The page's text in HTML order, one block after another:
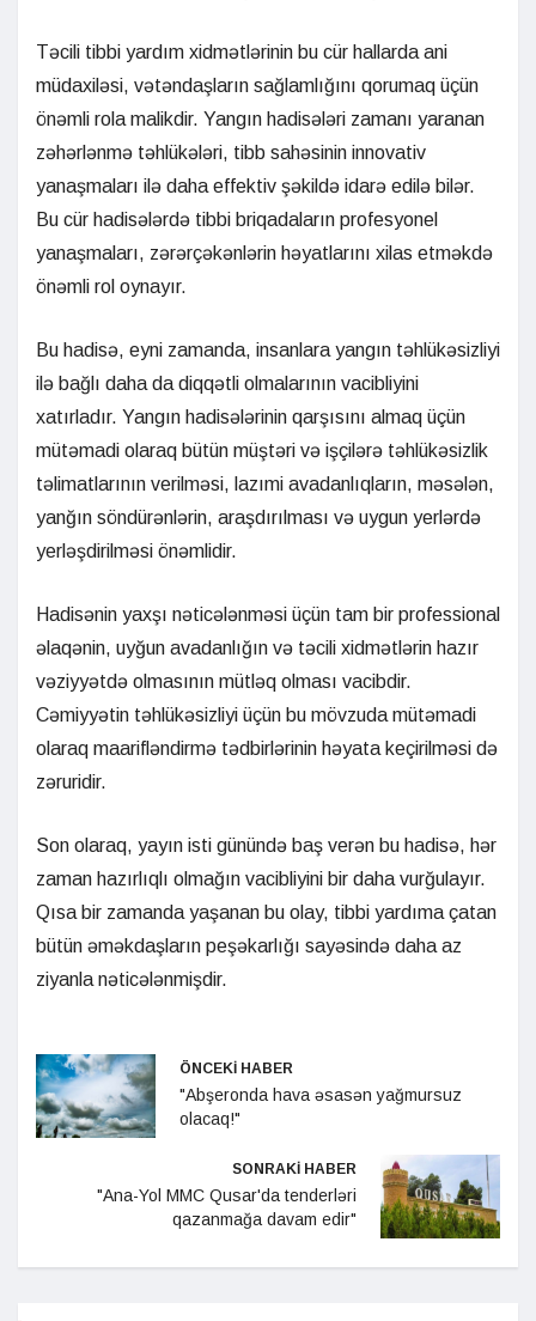
Təcili tibbi yardım xidmətlərinin bu cür hallarda ani
müdaxiləsi, vətəndaşların sağlamlığını qorumaq üçün
önəmli rola malikdir. Yangın hadisələri zamanı yaranan
zəhərlənmə təhlükələri, tibb sahəsinin innovativ
yanaşmaları ilə daha effektiv şəkildə idarə edilə bilər.
Bu cür hadisələrdə tibbi briqadaların profesyonel
yanaşmaları, zərərçəkənlərin həyatlarını xilas etməkdə
önəmli rol oynayır.
Bu hadisə, eyni zamanda, insanlara yangın təhlükəsizliyi
ilə bağlı daha da diqqətli olmalarının vacibliyini
xatırladır. Yangın hadisələrinin qarşısını almaq üçün
mütəmadi olaraq bütün müştəri və işçilərə təhlükəsizlik
təlimatlarının verilməsi, lazımi avadanlıqların, məsələn,
yanğın söndürənlərin, araşdırılması və uygun yerlərdə
yerləşdirilməsi önəmlidir.
Hadisənin yaxşı nəticələnməsi üçün tam bir professional
əlaqənin, uyğun avadanlığın və təcili xidmətlərin hazır
vəziyyətdə olmasının mütləq olması vacibdir.
Cəmiyyətin təhlükəsizliyi üçün bu mövzuda mütəmadi
olaraq maarifləndirmə tədbirlərinin həyata keçirilməsi də
zəruridir.
Son olaraq, yayın isti günündə baş verən bu hadisə, hər
zaman hazırlıqlı olmağın vacibliyini bir daha vurğulayır.
Qısa bir zamanda yaşanan bu olay, tibbi yardıma çatan
bütün əməkdaşların peşəkarlığı sayəsində daha az
ziyanla nəticələnmişdir.
ÖNCEKİ HABER
"Abşeronda hava əsasən yağmursuz
olacaq!"
SONRAKİ HABER
"Ana-Yol MMC Qusar'da tenderləri
qazanmağa davam edir"